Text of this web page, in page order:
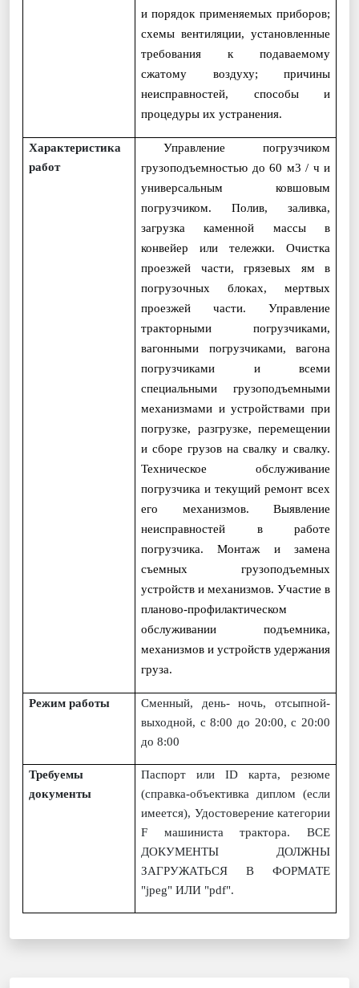
и порядок применяемых приборов;
схемы вентиляции, установленные
требования к подаваемому
сжатому воздуху; причины
неисправностей, способы и
процедуры их устранения.
Характеристика
работ
Управление погрузчиком
грузоподъемностью до 60 м3 / ч и
универсальным ковшовым
погрузчиком. Полив, заливка,
загрузка каменной массы в
конвейер или тележки. Очистка
проезжей части, грязевых ям в
погрузочных блоках, мертвых
проезжей части. Управление
тракторными погрузчиками,
вагонными погрузчиками, вагона
погрузчиками и всеми
специальными грузоподъемными
механизмами и устройствами при
погрузке, разгрузке, перемещении
и сборе грузов на свалку и свалку.
Техническое обслуживание
погрузчика и текущий ремонт всех
его механизмов. Выявление
неисправностей в работе
погрузчика. Монтаж и замена
съемных грузоподъемных
устройств и механизмов. Участие в
планово-профилактическом
обслуживании подъемника,
механизмов и устройств удержания
груза.
Режим работы
Сменный, день- ночь, отсыпной-
выходной, с 8:00 до 20:00, с 20:00
до 8:00
Требуемы
документы
Паспорт или ID карта, резюме
(справка-объективка диплом (если
имеется), Удостоверение категории
F машиниста трактора.ВСЕ
ДОКУМЕНТЫ ДОЛЖНЫ
ЗАГРУЖАТЬСЯ В ФОРМАТЕ
"jpeg" ИЛИ "pdf".